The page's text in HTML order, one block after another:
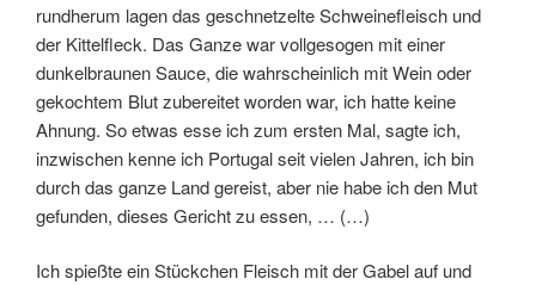
rundherum lagen das geschnetzelte Schweinefleisch und
der Kittelfleck. Das Ganze war vollgesogen mit einer
dunkelbraunen Sauce, die wahrscheinlich mit Wein oder
gekochtem Blut zubereitet worden war, ich hatte keine
Ahnung. So etwas esse ich zum ersten Mal, sagte ich,
inzwischen kenne ich Portugal seit vielen Jahren, ich bin
durch das ganze Land gereist, aber nie habe ich den Mut
gefunden, dieses Gericht zu essen, … (…)
Ich spießte ein Stückchen Fleisch mit der Gabel auf und